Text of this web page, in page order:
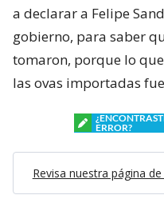
a declarar a Felipe
gobierno, para saber
tomaron, porque lo que
las ovas importadas
ERROR?
Revisa nuestra página